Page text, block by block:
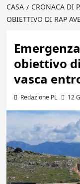
CASA CRONACA DI
OBIETTIVO DI RAP
obiettivo
vasca
Redazione PL 12